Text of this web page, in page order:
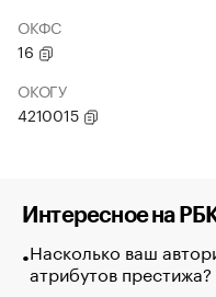
ОКФС
16
ОКОГУ
4210015
Интересное на
Насколько ваш
атрибутов